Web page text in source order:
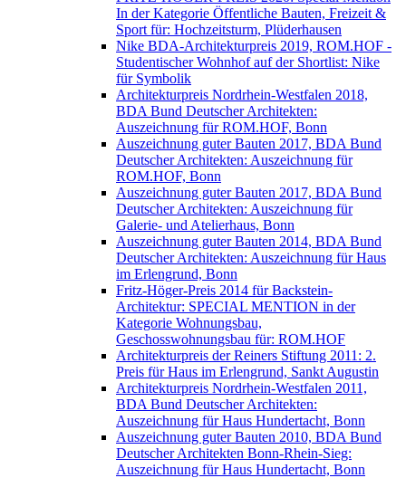
In der Kategorie Öffentliche Bauten, Freizeit &
Sport für: Hochzeitsturm, Plüderhausen
Nike BDA-Architekturpreis 2019, ROM.HOF -
Studentischer Wohnhof auf der Shortlist: Nike
für Symbolik
Architekturpreis Nordrhein-Westfalen 2018,
BDA Bund Deutscher Architekten:
Auszeichnung für ROM.HOF, Bonn
Auszeichnung guter Bauten 2017, BDA Bund
Deutscher Architekten: Auszeichnung für
ROM.HOF, Bonn
Auszeichnung guter Bauten 2017, BDA Bund
Deutscher Architekten: Auszeichnung für
Galerie- und Atelierhaus, Bonn
Auszeichnung guter Bauten 2014, BDA Bund
Deutscher Architekten: Auszeichnung für Haus
im Erlengrund, Bonn
Fritz-Höger-Preis 2014 für Backstein-
Architektur: SPECIAL MENTION in der
Kategorie Wohnungsbau,
Geschosswohnungsbau für: ROM.HOF
Architekturpreis der Reiners Stiftung 2011: 2.
Preis für Haus im Erlengrund, Sankt Augustin
Architekturpreis Nordrhein-Westfalen 2011,
BDA Bund Deutscher Architekten:
Auszeichnung für Haus Hundertacht, Bonn
Auszeichnung guter Bauten 2010, BDA Bund
Deutscher Architekten Bonn-Rhein-Sieg:
Auszeichnung für Haus Hundertacht, Bonn